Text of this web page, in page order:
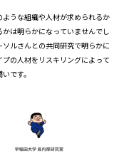
うな組織や人材が求められるか
は明らかになっていませんでし
ルさんとの共同研究で明らかに
の人材をリスキリングによって
です。